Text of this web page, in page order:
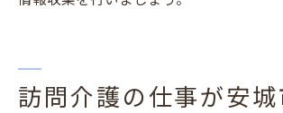
訪問介護の仕事が安